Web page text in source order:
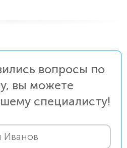
вопросы по
вы можете
специалисту!